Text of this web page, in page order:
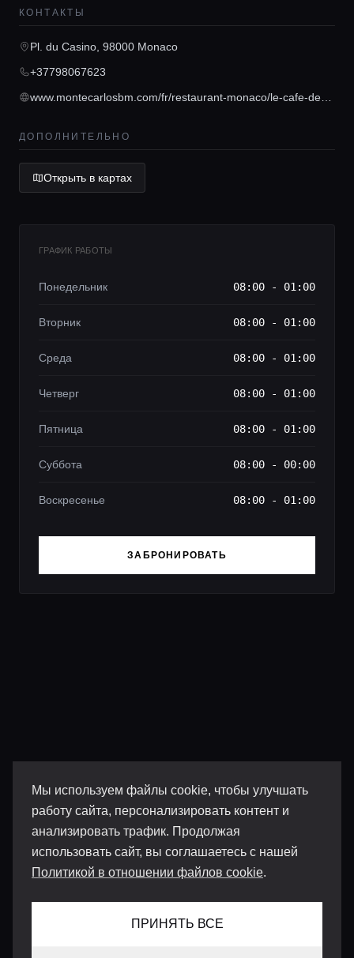
Мы используем файлы cookie, чтобы улучшать
работу сайта, персонализировать контент и
анализировать трафик. Продолжая
использовать сайт, вы соглашаетесь с нашей
Политикой в отношении файлов cookie.
ПРИНЯТЬ ВСЕ
Lifestyle журнал
КОНТАКТЫ
Pl. du Casino, 98000 Monaco
+37798067623
ДОПОЛНИТЕЛЬНО
Открыть в картах
ГРАФИК РАБОТЫ
Понедельник 08:00 - 01:00
Вторник 08:00 - 01:00
Среда 08:00 - 01:00
Четверг 08:00 - 01:00
Пятница 08:00 - 01:00
Суббота 08:00 - 00:00
Воскресенье 08:00 - 01:00
ЗАБРОНИРОВАТЬ